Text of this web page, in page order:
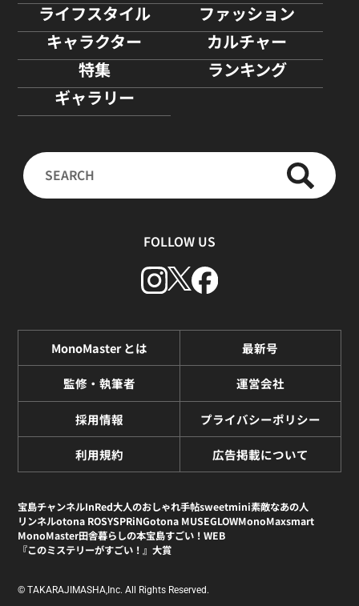
ライフスタイル
ファッション
キャラクター
カルチャー
特集
ランキング
ギャラリー
FOLLOW US
MonoMaster とは 最新号
監修・執筆者 運営会社
採用情報 プライバシーポリシー
利用規約 広告掲載について
宝島チャンネルInRed大人のおしゃれ手帖sweetmini素敵なあの人
リンネルotona ROSYSPRiNGotona MUSEGLOWMonoMaxsmart
MonoMaster田舎暮らしの本宝島すごい！WEB
『このミステリーがすごい！』大賞
© TAKARAJIMASHA,Inc. All Rights Reserved.